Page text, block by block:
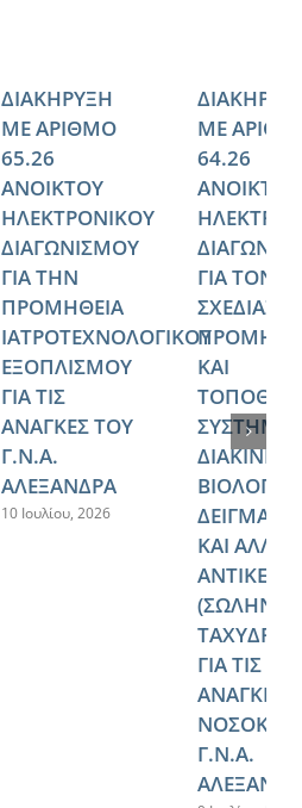
ΔΙΑΚΗΡΥΞΗ
ΜΕ ΑΡΙΘΜΟ
65.26
ΑΝΟΙΚΤΟΥ
ΗΛΕΚΤΡΟΝΙΚΟΥ
ΔΙΑΓΩΝΙΣΜΟΥ
ΓΙΑ ΤΗΝ
ΠΡΟΜΗΘΕΙΑ
ΙΑΤΡΟΤΕΧΝΟΛΟΓΙΚΟΥ
ΕΞΟΠΛΙΣΜΟΥ
ΓΙΑ ΤΙΣ
ΑΝΑΓΚΕΣ ΤΟΥ
Γ.Ν.Α.
ΑΛΕΞΑΝΔΡΑ
10 Ιουλίου, 2026
ΜΕ
64.26
ΑΝΟΙΚΤΟΥ
ΓΙΑ ΤΟΝ
ΚΑΙ
ΚΑΙ
ΓΙΑ ΤΙΣ
ΑΝΑΓΚΕΣ
Γ.Ν.Α.